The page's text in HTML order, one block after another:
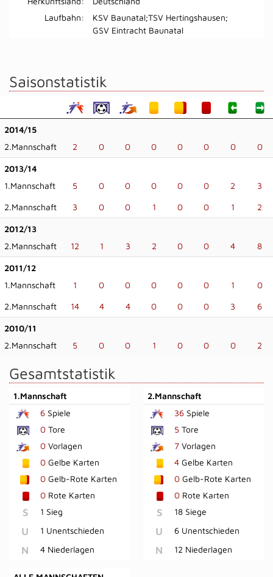
Laufbahn:
KSV Baunatal;TSV Hertingshausen;
GSV Eintracht Baunatal
Saisonstatistik
2014/15
2.Mannschaft
2 0 0 0 0 0 0 0
2013/14
1.Mannschaft
5 0 0 0 0 0 2 3
2.Mannschaft 3 0 0 1 0 0 1 2
2012/13
2.Mannschaft
12 1 3 2 0 0 4 8
2011/12
1.Mannschaft
1 0 0 0 0 0 1 0
2.Mannschaft 14 4 4 0 0 0 3 6
2010/11
2.Mannschaft
5 0 0 1 0 0 0 2
Gesamtstatistik
1.Mannschaft
6 Spiele
0 Tore
0 Vorlagen
0 Gelbe Karten
0 Gelb-Rote Karten
0 Rote Karten
S 1 Sieg
U 1 Unentschieden
N 4 Niederlagen
2.Mannschaft
36Spiele
5 Tore
7Vorlagen
4Gelbe Karten
0Gelb-Rote Karten
0Rote Karten
S 18 Siege
U 6 Unentschieden
N 12 Niederlagen